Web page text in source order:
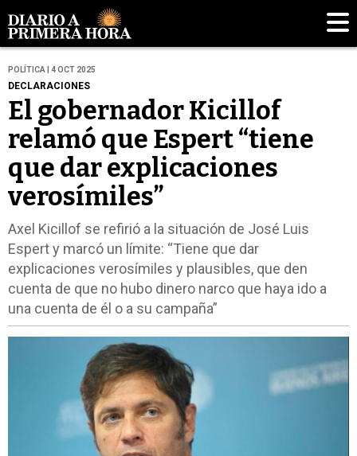
POLÍTICA | 4 OCT 2025
DECLARACIONES
El gobernador Kicillof
relamó que Espert “tiene
que dar explicaciones
verosímiles”
Axel Kicillof se refirió a la situación de José Luis
Espert y marcó un límite: “Tiene que dar
explicaciones verosímiles y plausibles, que den
cuenta de que no hubo dinero narco que haya ido a
una cuenta de él o a su campaña”